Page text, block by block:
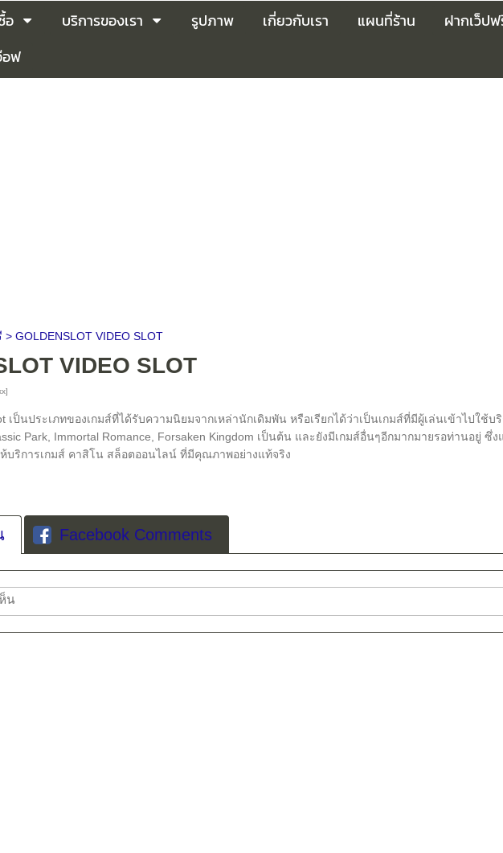
อ บริการของเรา รูปภาพ เกี่ยวกับเรา แผนที่ร้าน ฝากเว็ป
ฟ
> GOLDENSLOT VIDEO SLOT
VIDEO SLOT
เป็นประเภทของเกมส์ที่ได้รับความนิยมจากเหล่านักเดิมพัน หรือเรียกได้ว่าเป็นเกมส์ที่มีผู้เล่นเข้าไปใช้
Park, Immortal Romance, Forsaken Kingdom เป็นต้น และยังมีเกมส์อื่นๆอีกมากมายรอท่านอยู่ ซึ่
ห้บริการเกมส์ คาสิโน สล็อตออนไลน์ ที่มีคุณภาพอย่างแท้จริง
Facebook Comments